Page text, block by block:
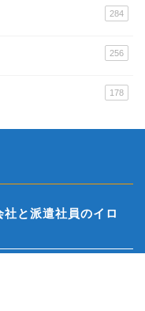
284
256
178
と派遣社員のイロ